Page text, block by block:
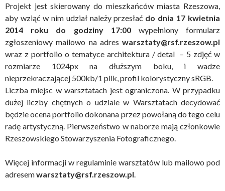
Projekt jest skierowany do mieszkańców miasta Rzeszowa,
aby wziąć w nim udział należy przesłać do dnia 17 kwietnia
2014 roku do godziny 17:00wypełniony formularz
zgłoszeniowy mailowo na adres warsztaty@rsf.rzeszow.pl
wraz z portfolio o tematyce architektura / detal – 5 zdjęć w
rozmiarze 1024px na dłuższym boku, i wadze
nieprzekraczającej 500kb/1 plik, profil kolorystyczny sRGB.
Liczba miejsc w warsztatach jest ograniczona. W przypadku
dużej liczby chętnych o udziale w Warsztatach decydować
będzie ocena portfolio dokonana przez powołaną do tego celu
radę artystyczną. Pierwszeństwo w naborze mają członkowie
Rzeszowskiego Stowarzyszenia Fotograficznego.
Więcej informacji w regulaminie warsztatów lub mailowo pod
adresemwarsztaty@rsf.rzeszow.pl.